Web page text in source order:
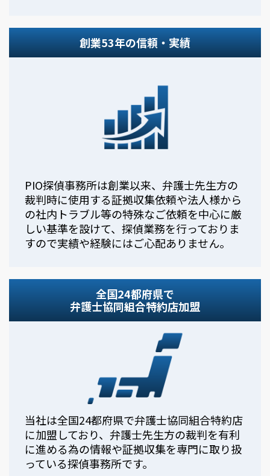
創業53年の信頼・実績
PIO探偵事務所は創業以来、弁護士先生方の
裁判時に使用する証拠収集依頼や法人様から
の社内トラブル等の特殊なご依頼を中心に厳
しい基準を設けて、探偵業務を行っておりま
すので実績や経験にはご心配ありません。
全国24都府県で
弁護士協同組合特約店加盟
当社は全国24都府県で弁護士協同組合特約店
に加盟しており、弁護士先生方の裁判を有利
に進める為の情報や証拠収集を専門に取り扱
っている探偵事務所です。